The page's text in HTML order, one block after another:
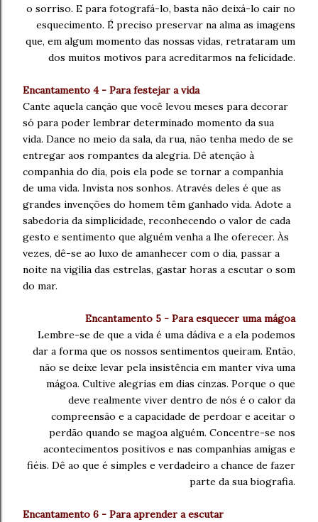
o sorriso. E para fotografá-lo, basta não deixá-lo cair no
esquecimento. É preciso preservar na alma as imagens
que, em algum momento das nossas vidas, retrataram um
dos muitos motivos para acreditarmos na felicidade.
Encantamento 4 - Para festejar a vida
Cante aquela canção que você levou meses para decorar
só para poder lembrar determinado momento da sua
vida. Dance no meio da sala, da rua, não tenha medo de se
entregar aos rompantes da alegria. Dê atenção à
companhia do dia, pois ela pode se tornar a companhia
de uma vida. Invista nos sonhos. Através deles é que as
grandes invenções do homem têm ganhado vida. Adote a
sabedoria da simplicidade, reconhecendo o valor de cada
gesto e sentimento que alguém venha a lhe oferecer. Às
vezes, dê-se ao luxo de amanhecer com o dia, passar a
noite na vigília das estrelas, gastar horas a escutar o som
do mar.
Encantamento 5 - Para esquecer uma mágoa
Lembre-se de que a vida é uma dádiva e a ela podemos
dar a forma que os nossos sentimentos queiram. Então,
não se deixe levar pela insistência em manter viva uma
mágoa. Cultive alegrias em dias cinzas. Porque o que
deve realmente viver dentro de nós é o calor da
compreensão e a capacidade de perdoar e aceitar o
perdão quando se magoa alguém. Concentre-se nos
acontecimentos positivos e nas companhias amigas e
fiéis. Dê ao que é simples e verdadeiro a chance de fazer
parte da sua biografia.
Encantamento 6 - Para aprender a escutar